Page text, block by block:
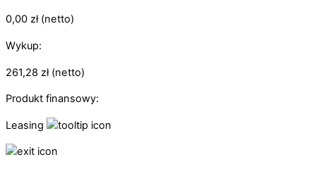
0,00 zł(netto)
Wykup:
261,28 zł(netto)
Produkt finansowy:
Leasing